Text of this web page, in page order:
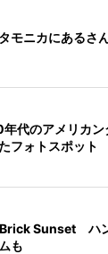
モニカにあるさ
代のアメリカ
フォトスポット
Sunset ハ
も